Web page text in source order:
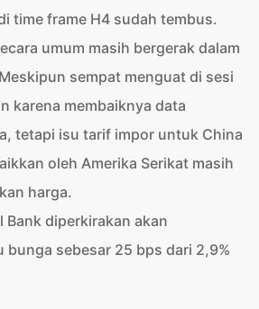
time frame H4 sudah tembus.
umum masih bergerak dalam
sempat menguat di sesi
karena membaiknya data
tetapi isu tarif impor untuk China
oleh Amerika Serikat masih
harga.
Bank diperkirakan akan
bunga sebesar 25 bps dari 2,9%